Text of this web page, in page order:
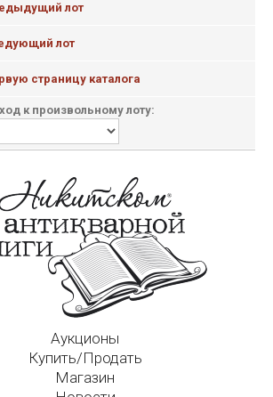
лот
лот
страницу каталога
к произвольному лоту:
Аукционы
Купить/Продать
Магазин